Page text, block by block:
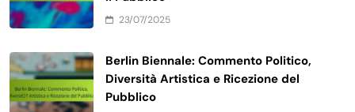
23/07/2025
Berlin Biennale: Commento Politico,
Diversità Artistica e Ricezione del
Pubblico